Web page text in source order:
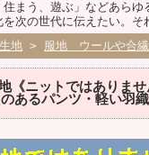
まう、遊ぶ」などあら
次の世代に伝えたい。そ
地 > 服地 ウールや合
《ニットではありま
あるパンツ・軽い羽